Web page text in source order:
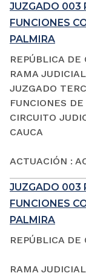
JUZGADO 003
FUNCIONES
PALMIRA
REPÚBLICA DE
RAMA
JUZGADO
FUNCIONES
CIRCUITO
CAUCA
ACTUACIÓN :
JUZGADO 003
FUNCIONES
PALMIRA
REPÚBLICA DE
RAMA